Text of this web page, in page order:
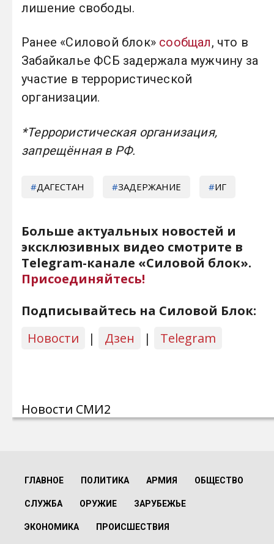
лишение свободы.
Ранее «Силовой блок» сообщал, что в
Забайкалье ФСБ задержала мужчину за
участие в террористической
организации.
*Террористическая организация,
запрещённая в РФ.
ДАГЕСТАН ЗАДЕРЖАНИЕ ИГ
Больше актуальных новостей и
эксклюзивных видео смотрите в
Telegram-канале «Силовой блок».
Присоединяйтесь!
Подписывайтесь на Силовой Блок:
Новости
| Дзен | Telegram
Новости СМИ2
ГЛАВНОЕ ПОЛИТИКА АРМИЯ ОБЩЕСТВО
СЛУЖБА ОРУЖИЕ ЗАРУБЕЖЬЕ
ЭКОНОМИКА ПРОИСШЕСТВИЯ